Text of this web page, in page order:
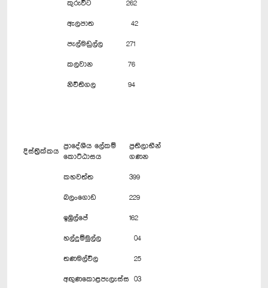
කුරුවිට 262
ඇලපාත 42
පැල්මඩුල්ල 271
කලවාන 76
නිවිතිගල 94
දිස්ත්‍රික්කය
ප්‍රාදේශීය ලේකම්
කොට්ඨාසය
ප්‍රතිලාභීන්
ගණන
කහවත්ත 399
බලංගොඩ 229
ඉඹුල්පේ 162
හල්දුම්මුල්ල 04
තණමල්විල 25
අඟුණකොළපැලැස්ස 03